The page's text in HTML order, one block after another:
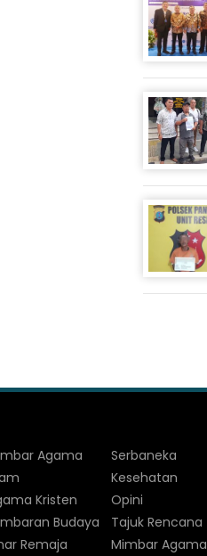
Agama
Kristen
Budaya
Remaja
Serbaneka
Kesehatan
Opini
Tajuk Rencana
Mimbar Agama